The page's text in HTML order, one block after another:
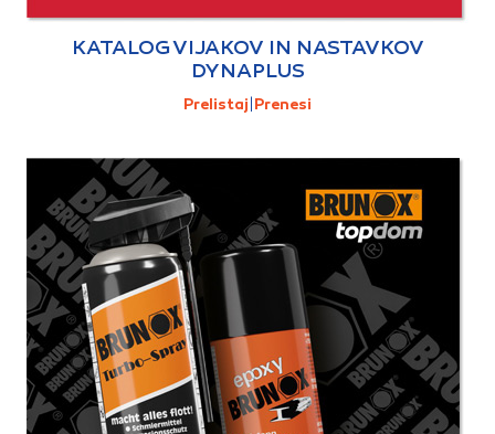
KATALOG VIJAKOV IN NASTAVKOV
DYNAPLUS
Prelistaj Prenesi